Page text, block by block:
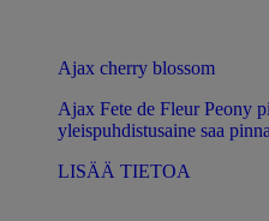
Ajax cherry blossom
Ajax Fete de Fleur Peony
yleispuhdistusaine saa
LISÄÄ TIETOA